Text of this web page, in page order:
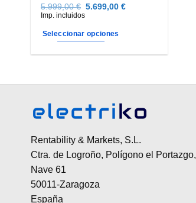
5.999,00€ El
era:
5.999,00 €.
5.699,00€El
Imp. incluidos
Seleccionar opciones
variantes.
Las
se
pueden
elegir
en
la
Rentability & Markets, S.L.
Ctra. de Logroño, Polígono el Portazgo,
Nave 61
50011-Zaragoza
España